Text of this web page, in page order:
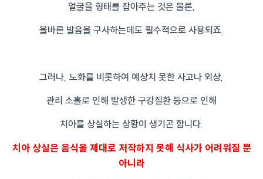
얼굴을 형태를 잡아주는 것은 물론,
올바른 발음을 구사하는데도 필수적으로 사용되죠.
그러나, 노화를 비롯하여 예상치 못한 사고나 외상,
관리 소홀로 인해 발생한 구강질환 등으로 인해
치아를 상실하는 상황이 생기곤 합니다.
치아 상실은 음식을 제대로 저작하지 못해 식사가 어려워질 뿐
아니라